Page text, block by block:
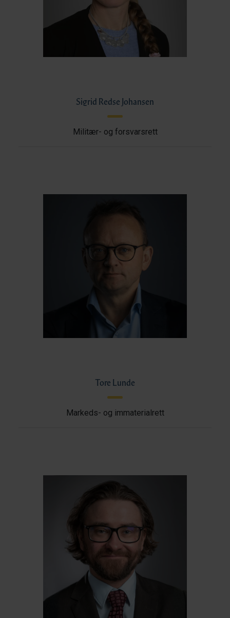
Sigrid Redse Johansen
Militær- og forsvarsrett
Tore Lunde
Markeds- og immaterialrett